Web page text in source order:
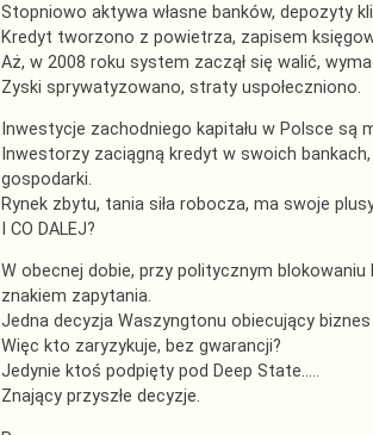
Stopniowo aktywa własne banków, depozyty
Kredyt tworzono z powietrza, zapisem
Aż, w 2008 roku system zaczął się walić,
Zyski sprywatyzowano, straty uspołeczniono.
Inwestycje zachodniego kapitału w Polsce są
Inwestorzy zaciągną kredyt w swoich
gospodarki.
Rynek zbytu, tania siła robocza, ma swoje
I CO DALEJ?
W obecnej dobie, przy politycznym
znakiem zapytania.
Jedna decyzja Waszyngtonu obiecujący
Więc kto zaryzykuje, bez gwarancji?
Jedynie ktoś podpięty pod Deep State…..
Znający przyszłe decyzje.